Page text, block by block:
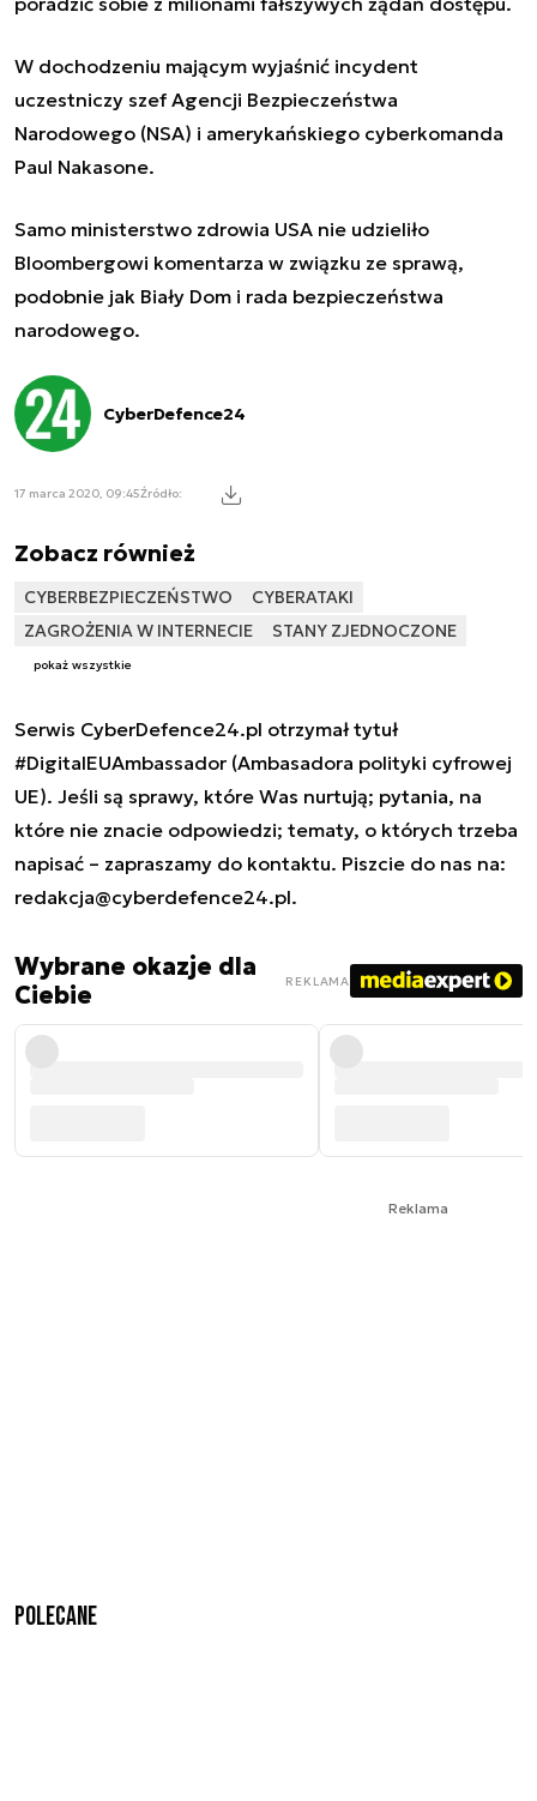
W dochodzeniu mającym wyjaśnić incydent
uczestniczy szef Agencji Bezpieczeństwa
Narodowego (NSA) i amerykańskiego cyberkomanda
Paul Nakasone.
Samo ministerstwo zdrowia USA nie udzieliło
Bloombergowi komentarza w związku ze sprawą,
podobnie jak Biały Dom i rada bezpieczeństwa
narodowego.
CyberDefence24
17 marca 2020, 09:45Źródło:
Zobacz również
CYBERBEZPIECZEŃSTWO
CYBERATAKI
ZAGROŻENIA W INTERNECIE
STANY ZJEDNOCZONE
pokaż wszystkie
Serwis CyberDefence24.pl otrzymał tytuł
#DigitalEUAmbassador (Ambasadora polityki cyfrowej
UE). Jeśli są sprawy, które Was nurtują; pytania, na
które nie znacie odpowiedzi; tematy, o których trzeba
napisać – zapraszamy do kontaktu. Piszcie do nas na:
redakcja@cyberdefence24.pl.
Wybrane okazje dla
Ciebie
REKLAMA
Reklama
Polecane